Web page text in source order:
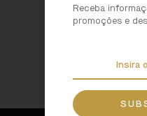
Receba
promoções e